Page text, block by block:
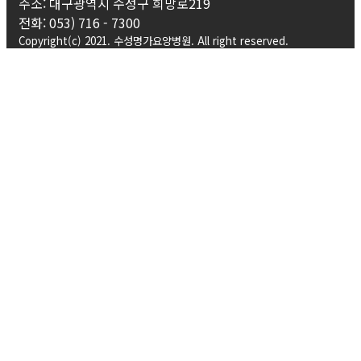
전화: 053) 716 - 7300
Copyright(c) 2021. 수성명가요양병원. All right reserved.